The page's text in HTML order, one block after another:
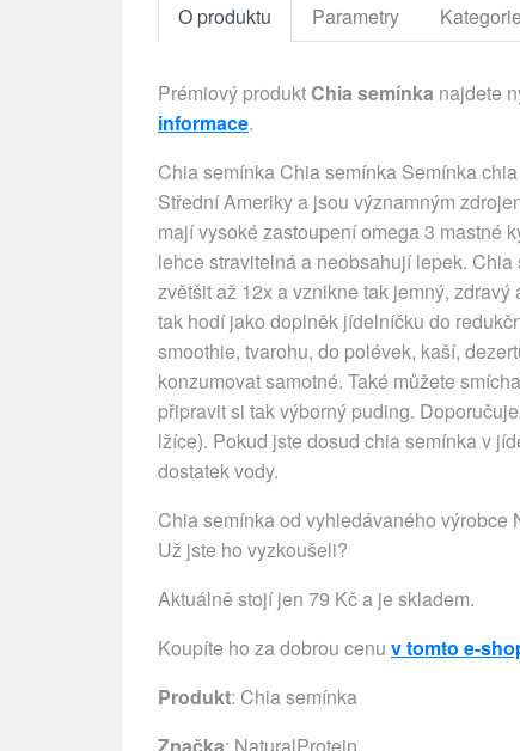
O produktu Parametry Kategorie
Prémiový produktChia semínka najdete
informace.
Chia semínka Chia semínka Semínka
Střední Ameriky a jsou významným
mají vysoké zastoupení omega 3 mastné
lehce stravitelná a neobsahují lepek.
zvětšit až 12x a vznikne tak jemný,
tak hodí jako doplněk jídelníčku do
smoothie, tvarohu, do polévek, kaší,
konzumovat samotné. Také můžete
připravit si tak výborný puding.
lžíce). Pokud jste dosud chia semínka v
dostatek vody.
Chia semínka od vyhledávaného výrobce
Už jste ho vyzkoušeli?
Aktuálně stojí jen 79 Kč a je skladem.
Koupíte ho za dobrou cenu v tomto e-
Produkt: Chia semínka